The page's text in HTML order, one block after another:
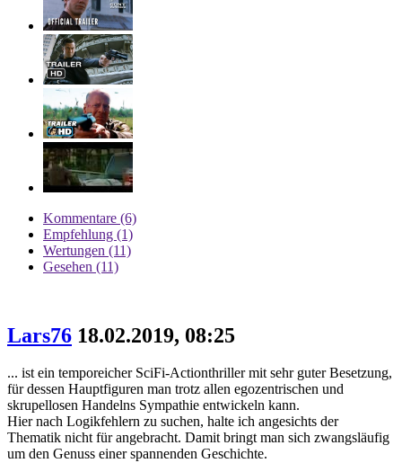
Kommentare (6)
Empfehlung (1)
Wertungen (11)
Gesehen (11)
Lars76 18.02.2019, 08:25
... ist ein temporeicher SciFi-Actionthriller mit sehr guter Besetzung,
für dessen Hauptfiguren man trotz allen egozentrischen und
skrupellosen Handelns Sympathie entwickeln kann.
Hier nach Logikfehlern zu suchen, halte ich angesichts der
Thematik nicht für angebracht. Damit bringt man sich zwangsläufig
um den Genuss einer spannenden Geschichte.